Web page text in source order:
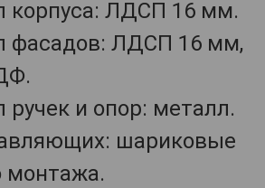
корпуса: ЛДСП 16 мм.
фасадов: ЛДСП 16 мм,
ручек и опор: металл.
шариковые
монтажа.